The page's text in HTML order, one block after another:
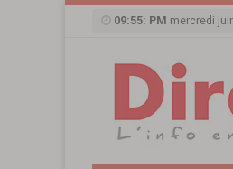
09:55: PM mercredi